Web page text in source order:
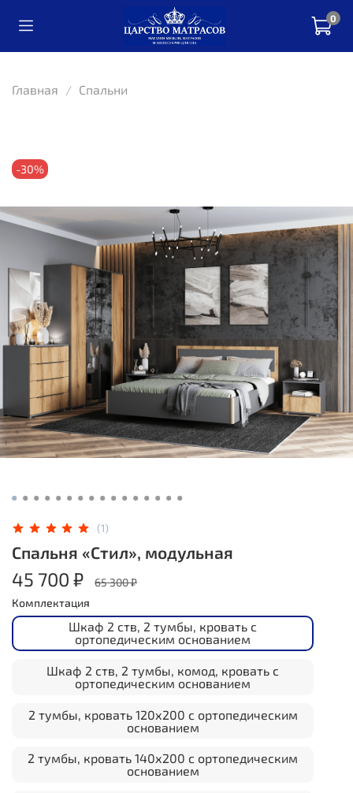
0
Главная Спальни
-30%
(1)
Спальня «Стил», модульная
45 700 ₽
65 300 ₽
Комплектация
Шкаф 2 ств, 2 тумбы, кровать с
ортопедическим основанием
Шкаф 2 ств, 2 тумбы, комод, кровать с
ортопедическим основанием
2 тумбы, кровать 120х200 с ортопедическим
основанием
2 тумбы, кровать 140х200 с ортопедическим
основанием